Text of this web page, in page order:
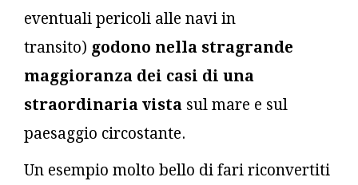
eventuali pericoli alle navi in
transito) godono nella stragrande
maggioranza dei casi di una
straordinaria vista sul mare e sul
paesaggio circostante.
Un esempio molto bello di fari riconvertiti